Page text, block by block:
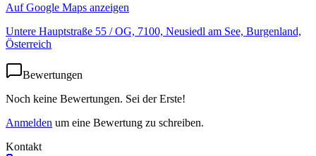
Auf Google Maps anzeigen
Untere Hauptstraße 55 / OG, 7100, Neusiedl am See, Burgenland,
Österreich
Bewertungen
Noch keine Bewertungen. Sei der Erste!
Anmelden um eine Bewertung zu schreiben.
Kontakt